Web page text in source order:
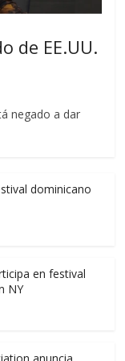
de EE.UU.
negado a dar
dominicano
en festival
NY